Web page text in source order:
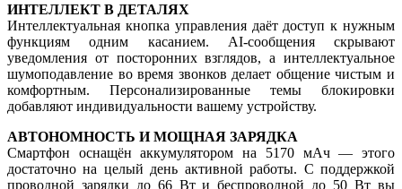
ИНТЕЛЛЕКТ В ДЕТАЛЯХ
Интеллектуальная кнопка управления даёт доступ к нужным
функциям одним касанием. AI-сообщения скрывают
уведомления от посторонних взглядов, а интеллектуальное
шумоподавление во время звонков делает общение чистым и
комфортным. Персонализированные темы блокировки
добавляют индивидуальности вашему устройству.
АВТОНОМНОСТЬ И МОЩНАЯ ЗАРЯДКА
Смартфон оснащён аккумулятором на 5170 мАч — этого
достаточно на целый день активной работы. С поддержкой
проводной зарядки до 66 Вт и беспроводной до 50 Вт вы